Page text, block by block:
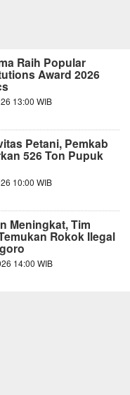
Raih Popular
Award 2026
13:00 WIB
Petani, Pemkab
526 Ton Pupuk
10:00 WIB
Meningkat, Tim
Rokok Ilegal
14:00 WIB